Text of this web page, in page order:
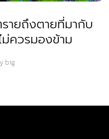
ายถึงตายที่มากับ
ม่ควรมองข้าม
big